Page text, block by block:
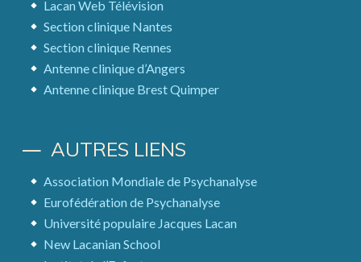
Lacan Web Télévision
Section clinique Nantes
Section clinique Rennes
Antenne clinique d’Angers
Antenne clinique Brest Quimper
AUTRES LIENS
Association Mondiale de Psychanalyse
Eurofédération de Psychanalyse
Université populaire Jacques Lacan
New Lacanian School